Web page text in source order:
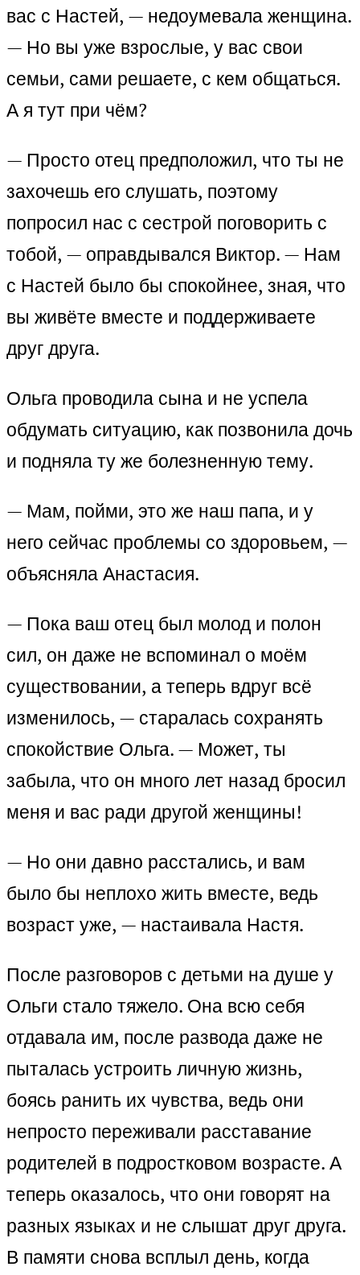
вас с Настей, — недоумевала женщина.
— Но вы уже взрослые, у вас свои
семьи, сами решаете, с кем общаться.
А я тут при чём?
— Просто отец предположил, что ты не
захочешь его слушать, поэтому
попросил нас с сестрой поговорить с
тобой, — оправдывался Виктор. — Нам
с Настей было бы спокойнее, зная, что
вы живёте вместе и поддерживаете
друг друга.
Ольга проводила сына и не успела
обдумать ситуацию, как позвонила дочь
и подняла ту же болезненную тему.
— Мам, пойми, это же наш папа, и у
него сейчас проблемы со здоровьем, —
объясняла Анастасия.
— Пока ваш отец был молод и полон
сил, он даже не вспоминал о моём
существовании, а теперь вдруг всё
изменилось, — старалась сохранять
спокойствие Ольга. — Может, ты
забыла, что он много лет назад бросил
меня и вас ради другой женщины!
— Но они давно расстались, и вам
было бы неплохо жить вместе, ведь
возраст уже, — настаивала Настя.
После разговоров с детьми на душе у
Ольги стало тяжело. Она всю себя
отдавала им, после развода даже не
пыталась устроить личную жизнь,
боясь ранить их чувства, ведь они
непросто переживали расставание
родителей в подростковом возрасте. А
теперь оказалось, что они говорят на
разных языках и не слышат друг друга.
В памяти снова всплыл день, когда